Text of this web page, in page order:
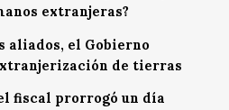
extranjeras?
aliados, el Gobierno
de tierras
fiscal prorrogó un día